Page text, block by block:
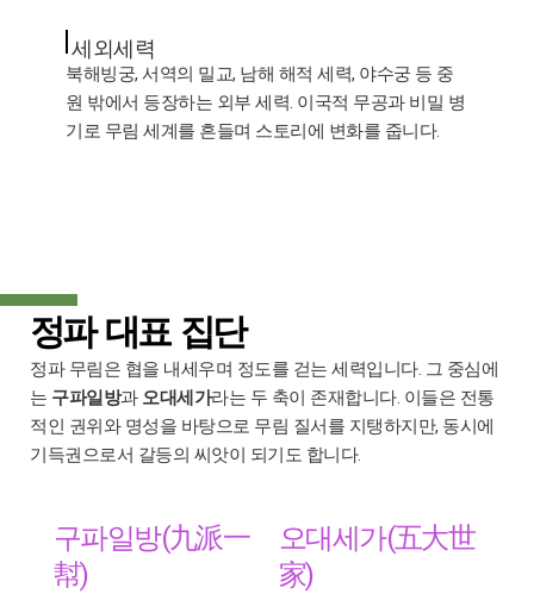
세외세력
북해빙궁, 서역의 밀교, 남해 해적 세력, 야수궁 등 중
원 밖에서 등장하는 외부 세력. 이국적 무공과 비밀 병
기로 무림 세계를 흔들며 스토리에 변화를 줍니다.
정파 대표 집단
정파 무림은 협을 내세우며 정도를 걷는 세력입니다. 그 중심에
는 구파일방과 오대세가라는 두 축이 존재합니다. 이들은 전통
적인 권위와 명성을 바탕으로 무림 질서를 지탱하지만, 동시에
기득권으로서 갈등의 씨앗이 되기도 합니다.
구파일방(九派一
幇)
오대세가(五大世
家)